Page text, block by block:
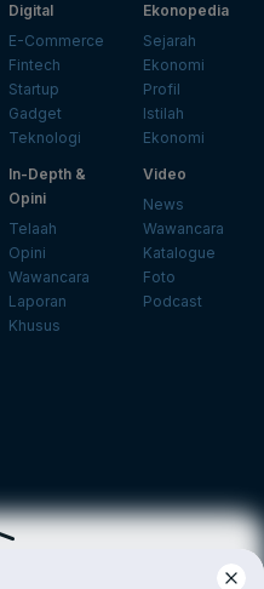
Digital
E-Commerce
Fintech
Startup
Gadget
Teknologi
Ekonopedia
Sejarah
Ekonomi
Profil
Istilah
Ekonomi
In-Depth &
Opini
Telaah
Opini
Wawancara
Laporan
Khusus
Video
News
Wawancara
Katalogue
Foto
Podcast